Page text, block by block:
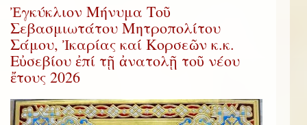
Ἐγκύκλιον Μήνυμα Τοῦ
Σεβασμιωτάτου Μητροπολίτου
Σάμου, Ἰκαρίας καί Κορσεῶν κ.κ.
Εὐσεβίου ἐπί τῇ ἀνατολῇ τοῦ νέου
ἔτους 2026